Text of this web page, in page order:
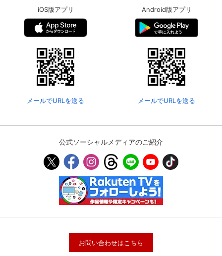
iOS版アプリ
メールでURLを送る
Android版アプリ
メールでURLを送る
公式ソーシャルメディアのご紹介
お問い合わせはこちら